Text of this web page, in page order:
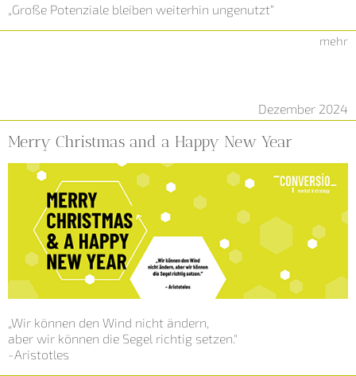
„Große Potenziale bleiben weiterhin ungenutzt“
mehr
Dezember 2024
Merry Christmas and a Happy New Year
„Wir können den Wind nicht ändern,
aber wir können die Segel richtig setzen."
-Aristotles